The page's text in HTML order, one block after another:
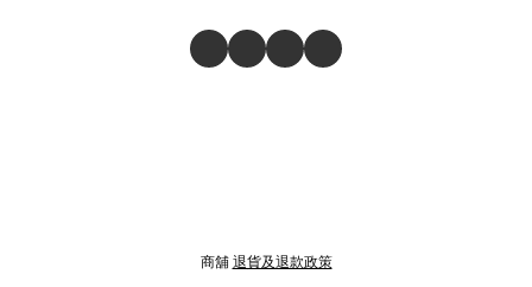
商舖 退貨及退款政策